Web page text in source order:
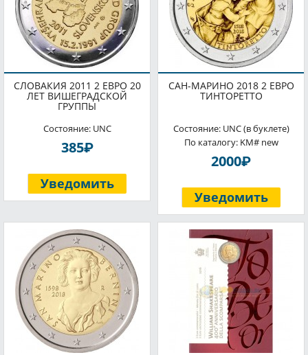
СЛОВАКИЯ 2011 2 ЕВРО 20
ЛЕТ ВИШЕГРАДСКОЙ
ГРУППЫ
Состояние: UNC
385P
Уведомить
САН-МАРИНО 2018 2 ЕВРО
ТИНТОРЕТТО
Состояние: UNC (в буклете)
По каталогу: KM# new
2000P
Уведомить